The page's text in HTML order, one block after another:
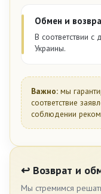
Обмен и
В соответствии с
Украины.
Важно: мы
соответствие
соблюдении
↩️ Возврат и
Мы стремимся